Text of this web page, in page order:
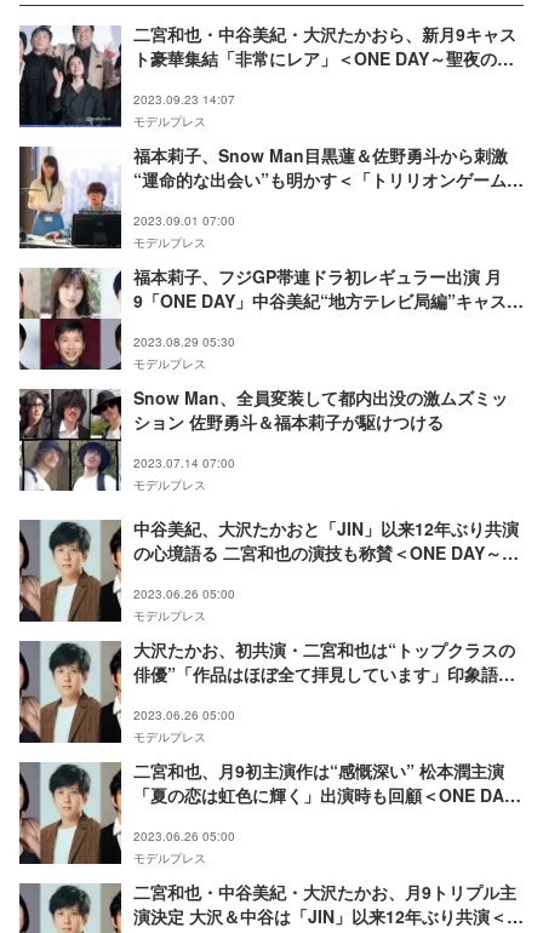
二宮和也・中谷美紀・大沢たかおら、新月9キャス
ト豪華集結「非常にレア」＜ONE DAY～聖夜のか
2023.09.23 14:07
モデルプレス
福本莉子、Snow Man目黒蓮＆佐野勇斗から刺激
“運命的な出会い”も明かす＜「トリリオンゲーム」
2023.09.01 07:00
モデルプレス
福本莉子、フジGP帯連ドラ初レギュラー出演 月
9「ONE DAY」中谷美紀“地方テレビ局編”キャスト
2023.08.29 05:30
モデルプレス
Snow Man、全員変装して都内出没の激ムズミッ
ション 佐野勇斗＆福本莉子が駆けつける
2023.07.14 07:00
モデルプレス
中谷美紀、大沢たかおと「JIN」以来12年ぶり共演
の心境語る 二宮和也の演技も称賛＜ONE DAY～聖
2023.06.26 05:00
モデルプレス
大沢たかお、初共演・二宮和也は“トップクラスの
俳優”「作品はほぼ全て拝見しています」印象語る
2023.06.26 05:00
モデルプレス
二宮和也、月9初主演作は“感慨深い” 松本潤主演
「夏の恋は虹色に輝く」出演時も回顧＜ONE DAY
2023.06.26 05:00
モデルプレス
二宮和也・中谷美紀・大沢たかお、月9トリプル主
演決定 大沢＆中谷は「JIN」以来12年ぶり共演＜